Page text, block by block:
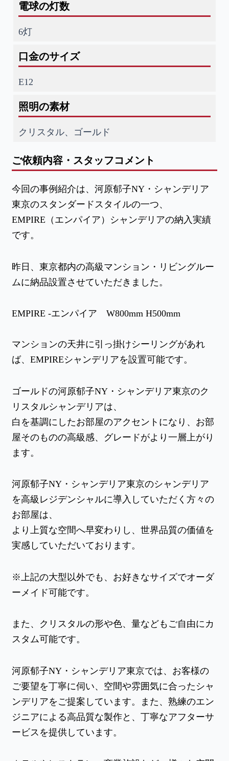
電球の灯数
6灯
口金のサイズ
E12
照明の素材
クリスタル、ゴールド
ご依頼内容・スタッフコメント
今回の事例紹介は、河原郁子NY・シャンデリア
東京のスタンダードスタイルの一つ、
EMPIRE（エンパイア）シャンデリアの納入実績
です。
昨日、東京都内の高級マンション・リビングルー
ムに納品設置させていただきました。
EMPIRE -エンパイア W800mm H500mm
マンションの天井に引っ掛けシーリングがあれ
ば、EMPIREシャンデリアを設置可能です。
ゴールドの河原郁子NY・シャンデリア東京のク
リスタルシャンデリアは、
白を基調にしたお部屋のアクセントになり、お部
屋そのものの高級感、グレードがより一層上がり
ます。
河原郁子NY・シャンデリア東京のシャンデリア
を高級レジデンシャルに導入していただく方々の
お部屋は、
より上質な空間へ早変わりし、世界品質の価値を
実感していただいております。
※上記の大型以外でも、お好きなサイズでオーダ
ーメイド可能です。
また、クリスタルの形や色、量などもご自由にカ
スタム可能です。
河原郁子NY・シャンデリア東京では、お客様の
ご要望を丁寧に伺い、空間や雰囲気に合ったシャ
ンデリアをご提案しています。また、熟練のエン
ジニアによる高品質な製作と、丁寧なアフターサ
ービスを提供しています。